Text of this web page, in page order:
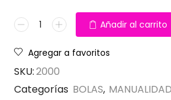
Añadir al carrito
Agregar a favoritos
SKU:2000
Categorías BOLAS,